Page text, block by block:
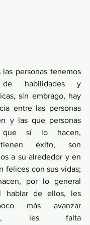
personas tenemos
habilidades y
sin embrago, hay
entre las personas
y las que personas
sí lo hacen,
tienen éxito, son
a su alrededor y en
felices con sus vidas;
por lo general
hablar de ellos, les
más avanzar
les falta